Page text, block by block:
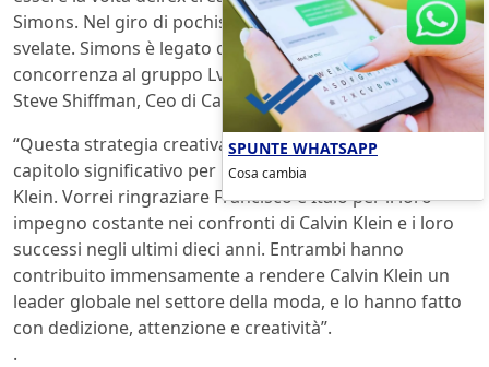
Simons. Nel giro di pochissimi mesi le carte saranno
svelate. Simons è legato da un patto di non
concorrenza al gruppo Lvmh in via di scadenza. Intanto
Steve Shiffman, Ceo di Calvin Klein, ha commentato:
“Questa strategia creativa segna l’inizio di un altro
capitolo significativo per Calvin Klein dal ritiro di Mr.
Klein. Vorrei ringraziare Francisco e Italo per il loro
impegno costante nei confronti di Calvin Klein e i loro
successi negli ultimi dieci anni. Entrambi hanno
contribuito immensamente a rendere Calvin Klein un
leader globale nel settore della moda, e lo hanno fatto
con dedizione, attenzione e creatività”.
.
SPUNTE WHATSAPP
Cosa cambia